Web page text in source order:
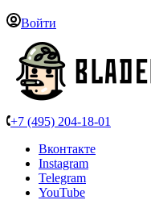
Войти
+7 (495) 204-18-01
Вконтакте
Instagram
Telegram
YouTube